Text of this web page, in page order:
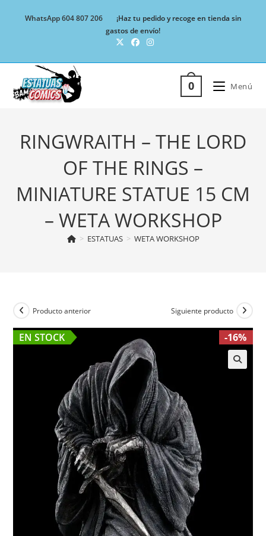
WhatsApp 604 807 206
¡Haz tu pedido y recoge en tienda sin
gastos de envío!
0 Menú
RINGWRAITH – THE LORD
OF THE RINGS –
MINIATURE STATUE 15 CM
– WETA WORKSHOP
> ESTATUAS > WETA WORKSHOP
Producto anterior Siguiente producto
EN STOCK -16%